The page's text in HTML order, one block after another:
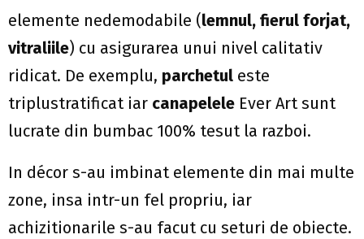
elemente nedemodabile (lemnul, fierul forjat,
vitraliile) cu asigurarea unui nivel calitativ
ridicat. De exemplu, parchetul este
triplustratificat iar canapelele Ever Art sunt
lucrate din bumbac 100% tesut la razboi.
In décor s-au imbinat elemente din mai multe
zone, insa intr-un fel propriu, iar
achizitionarile s-au facut cu seturi de obiecte.